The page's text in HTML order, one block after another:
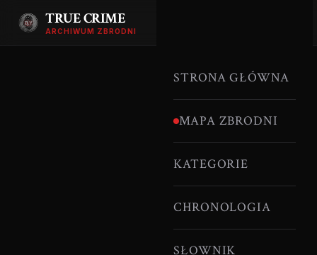
TRUE CRIME
ARCHIWUM ZBRODNI
STRONA GŁÓWNA
MAPA ZBRODNI
KATEGORIE
CHRONOLOGIA
SŁOWNIK